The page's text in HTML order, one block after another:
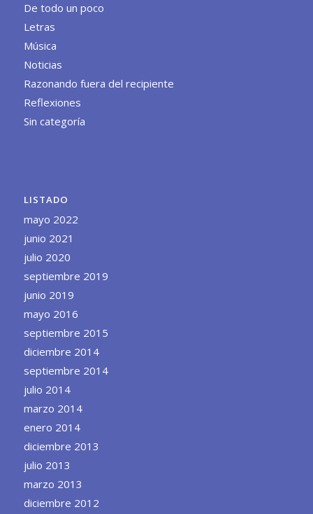
De todo un poco
Letras
Música
Noticias
Razonando fuera del recipiente
Reflexiones
Sin categoría
LISTADO
mayo 2022
junio 2021
julio 2020
septiembre 2019
junio 2019
mayo 2016
septiembre 2015
diciembre 2014
septiembre 2014
julio 2014
marzo 2014
enero 2014
diciembre 2013
julio 2013
marzo 2013
diciembre 2012